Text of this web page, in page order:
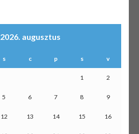
2026. augusztus
s c p s v
1 2
5 6 7 8 9
12 13 14 15 16